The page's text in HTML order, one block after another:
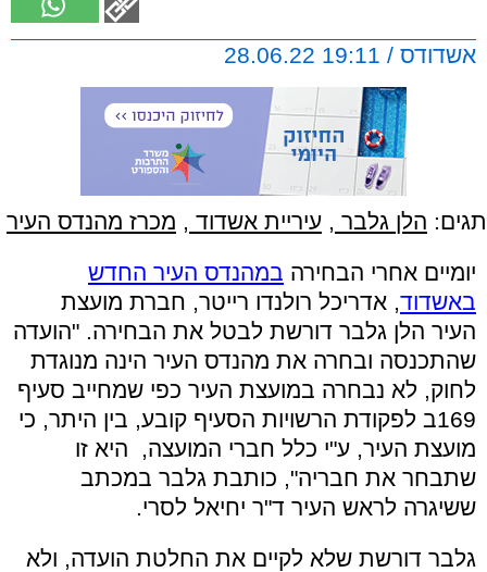
אשדודס / 19:11 28.06.22
תגים: הלן גלבר , עיריית אשדוד , מכרז מהנדס העיר
יומיים אחרי הבחירה במהנדס העיר החדש
באשדוד, אדריכל רולנדו רייטר, חברת מועצת
העיר הלן גלבר דורשת לבטל את הבחירה. "הועדה
שהתכנסה ובחרה את מהנדס העיר הינה מנוגדת
לחוק, לא נבחרה במועצת העיר כפי שמחייב סעיף
169ב לפקודת הרשויות הסעיף קובע, בין היתר, כי
מועצת העיר, ע"י כלל חברי המועצה, היא זו
שתבחר את חבריה", כותבת גלבר במכתב
ששיגרה לראש העיר ד"ר יחיאל לסרי.
גלבר דורשת שלא לקיים את החלטת הועדה, ולא